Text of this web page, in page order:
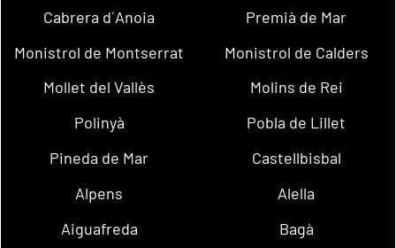
Cabrera d´Anoia
Premià de Mar
Monistrol de Montserrat
Monistrol de Calders
Mollet del Vallès
Molins de Rei
Polinyà
Pobla de Lillet
Pineda de Mar
Castellbisbal
Alpens
Alella
Aiguafreda
Bagà